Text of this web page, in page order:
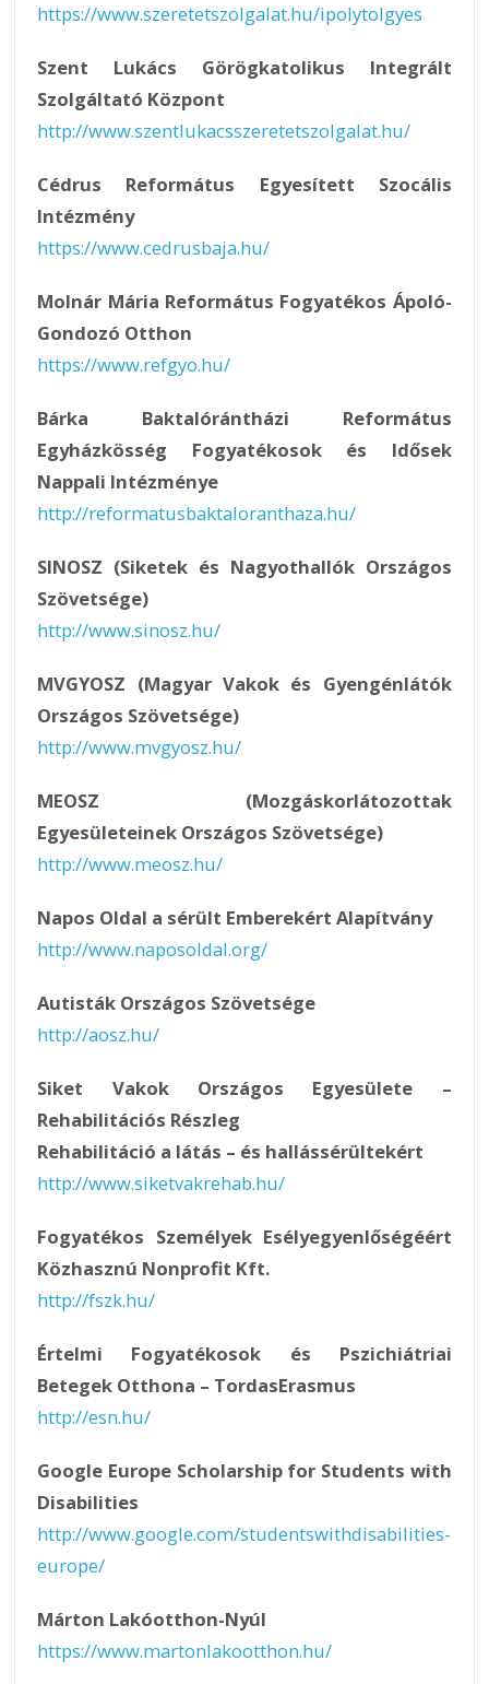
https://www.szeretetszolgalat.hu/ipolytolgyes
Szent Lukács Görögkatolikus Integrált
Szolgáltató Központ
http://www.szentlukacsszeretetszolgalat.hu/
Cédrus Református Egyesített Szocális
Intézmény
https://www.cedrusbaja.hu/
Molnár Mária Református Fogyatékos Ápoló-
Gondozó Otthon
https://www.refgyo.hu/
Bárka Baktalórántházi Református
Egyházkösség Fogyatékosok és Idősek
Nappali Intézménye
http://reformatusbaktaloranthaza.hu/
SINOSZ (Siketek és Nagyothallók Országos
Szövetsége)
http://www.sinosz.hu/
MVGYOSZ (Magyar Vakok és Gyengénlátók
Országos Szövetsége)
http://www.mvgyosz.hu/
MEOSZ (Mozgáskorlátozottak
Egyesületeinek Országos Szövetsége)
http://www.meosz.hu/
Napos Oldal a sérült Emberekért Alapítvány
http://www.naposoldal.org/
Autisták Országos Szövetsége
http://aosz.hu/
Siket Vakok Országos Egyesülete –
Rehabilitációs Részleg
Rehabilitáció a látás – és hallássérültekért
http://www.siketvakrehab.hu/
Fogyatékos Személyek Esélyegyenlőségéért
Közhasznú Nonprofit Kft.
http://fszk.hu/
Értelmi Fogyatékosok és Pszichiátriai
Betegek Otthona – TordasErasmus
http://esn.hu/
Google Europe Scholarship for Students with
Disabilities
http://www.google.com/studentswithdisabilities-
europe/
Márton Lakóotthon-Nyúl
https://www.martonlakootthon.hu/